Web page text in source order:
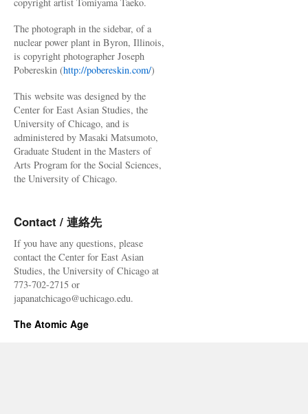
The photograph in the sidebar, of a
nuclear power plant in Byron, Illinois,
is copyright photographer Joseph
Pobereskin (http://pobereskin.com/)
This website was designed by the
Center for East Asian Studies, the
University of Chicago, and is
administered by Masaki Matsumoto,
Graduate Student in the Masters of
Arts Program for the Social Sciences,
the University of Chicago.
Contact / 連絡先
If you have any questions, please
contact the Center for East Asian
Studies, the University of Chicago at
773-702-2715 or
japanatchicago@uchicago.edu.
The Atomic Age